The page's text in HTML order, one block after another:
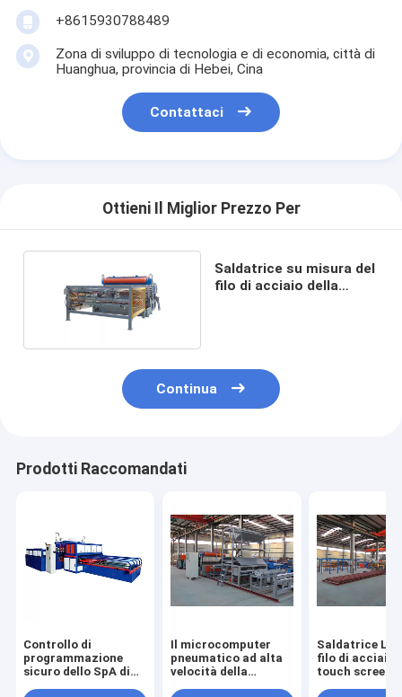
+8615930788489
Zona di sviluppo di tecnologia e di economia, città di
Huanghua, provincia di Hebei, Cina
Contattaci
Ottieni Il Miglior Prezzo Per
Saldatrice su misura del
filo di acciaio della
Continua
Prodotti Raccomandati
Controllo di
programmazione
sicuro dello SpA di
Il microcomputer
pneumatico ad alta
velocità della
Saldatrice
filo di acciaio
touch screen